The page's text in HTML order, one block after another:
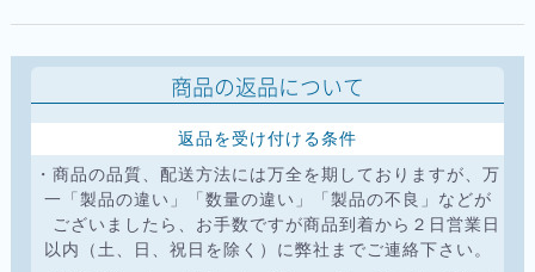
商品の返品について
返品を受け付ける条件
・商品の品質、配送方法には万全を期しておりますが、万
一「製品の違い」「数量の違い」「製品の不良」などが
ございましたら、お手数ですが商品到着から２日営業日
以内（土、日、祝日を除く）に弊社までご連絡下さい。